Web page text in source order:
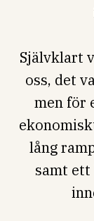
Självklart
oss, det
men för
lång
samt ett